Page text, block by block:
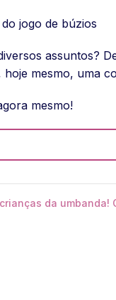
jogo de búzios
assuntos?
mesmo, uma
mesmo!
da umbanda!